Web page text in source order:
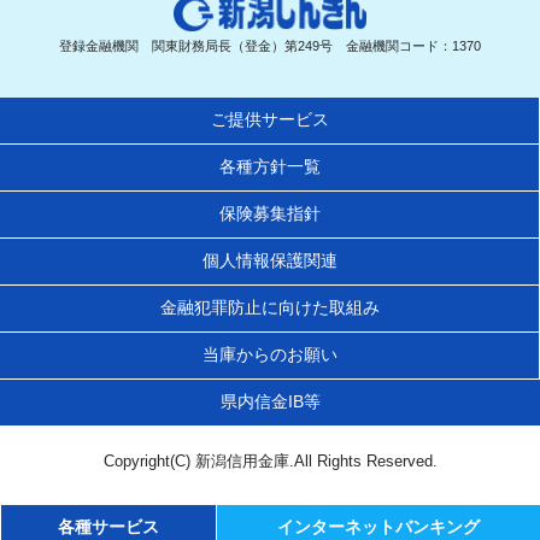
登録金融機関 関東財務局長（登金）第249号 金融機関コード：1370
ご提供サービス
各種方針一覧
保険募集指針
個人情報保護関連
金融犯罪防止に向けた取組み
当庫からのお願い
県内信金IB等
Copyright(C) 新潟信用金庫.All Rights Reserved.
各種サービス インターネットバンキング